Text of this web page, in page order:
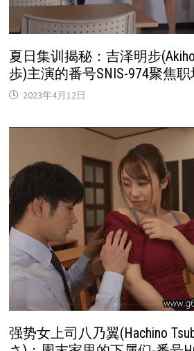
夏日集训揭秘：吉泽明步
歩)主演的番号SNIS-974聚焦
2023年4月12日
强势女上司八乃翼(Hachino